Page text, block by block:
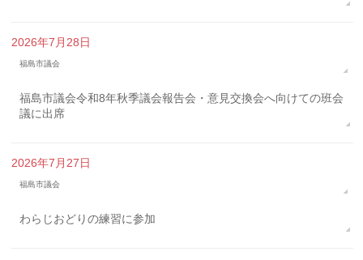
2026年7月28日
福島市議会
福島市議会令和8年秋季議会報告会・意見交換会へ向けての班会
議に出席
2026年7月27日
福島市議会
わらじおどりの練習に参加